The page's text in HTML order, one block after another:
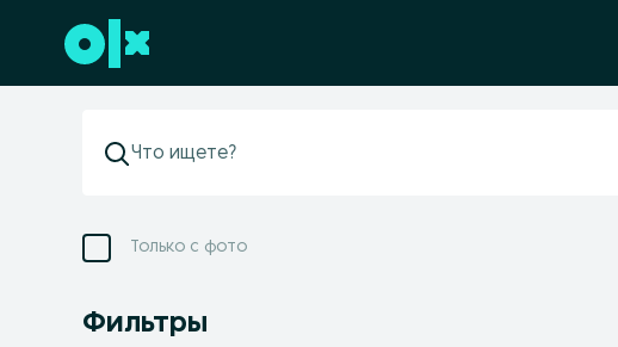
Перейти к нижнему колонтитулу
Только с фото
Фильтры